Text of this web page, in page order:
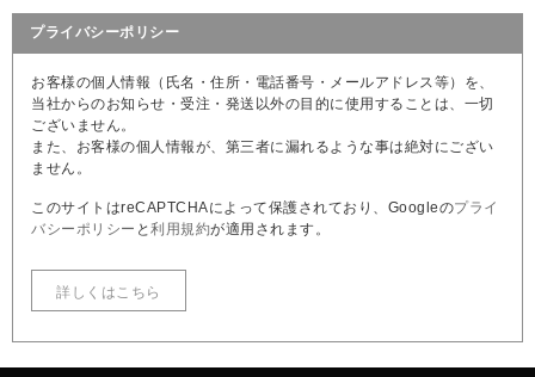
プライバシーポリシー
お客様の個人情報（氏名・住所・電話番号・メールアドレス等）を、
当社からのお知らせ・受注・発送以外の目的に使用することは、一切
ございません。
また、お客様の個人情報が、第三者に漏れるような事は絶対にござい
ません。
このサイトはreCAPTCHAによって保護されており、Googleのプライ
バシーポリシー と 利用規約が適用されます。
詳しくはこちら